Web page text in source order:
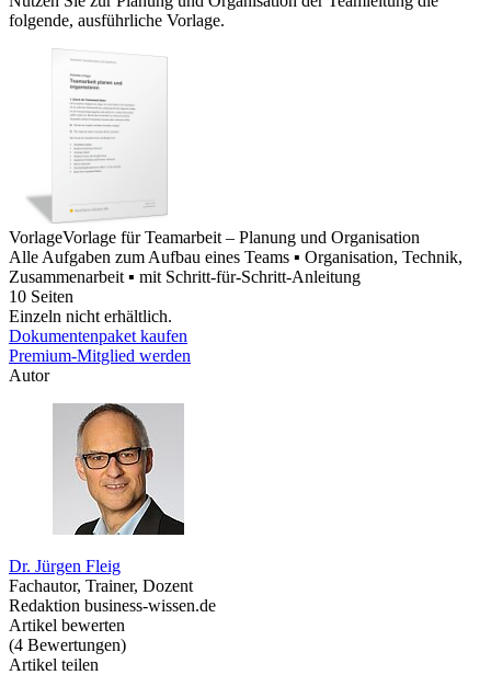
folgende, ausführliche Vorlage.
VorlageVorlage für Teamarbeit – Planung und Organisation
Alle Aufgaben zum Aufbau eines Teams ▪ Organisation, Technik,
Zusammenarbeit ▪ mit Schritt-für-Schritt-Anleitung
10 Seiten
Einzeln nicht erhältlich.
Dokumentenpaket kaufen
Premium-Mitglied werden
Autor
Dr. Jürgen Fleig
Fachautor, Trainer, Dozent
Redaktion business-wissen.de
Artikel bewerten
(4 Bewertungen)
Artikel teilen